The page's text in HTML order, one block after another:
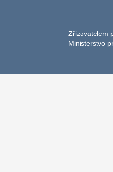
Zřizovatelem
Ministerstvo